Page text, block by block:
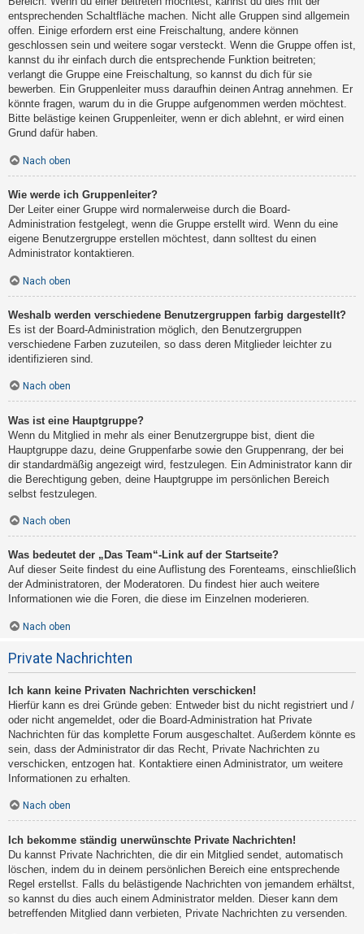
entsprechenden Schaltfläche machen. Nicht alle Gruppen sind allgemein
offen. Einige erfordern erst eine Freischaltung, andere können
geschlossen sein und weitere sogar versteckt. Wenn die Gruppe offen ist,
kannst du ihr einfach durch die entsprechende Funktion beitreten;
verlangt die Gruppe eine Freischaltung, so kannst du dich für sie
bewerben. Ein Gruppenleiter muss daraufhin deinen Antrag annehmen. Er
könnte fragen, warum du in die Gruppe aufgenommen werden möchtest.
Bitte belästige keinen Gruppenleiter, wenn er dich ablehnt, er wird einen
Grund dafür haben.
Nach oben
Wie werde ich Gruppenleiter?
Der Leiter einer Gruppe wird normalerweise durch die Board-
Administration festgelegt, wenn die Gruppe erstellt wird. Wenn du eine
eigene Benutzergruppe erstellen möchtest, dann solltest du einen
Administrator kontaktieren.
Nach oben
Weshalb werden verschiedene Benutzergruppen farbig dargestellt?
Es ist der Board-Administration möglich, den Benutzergruppen
verschiedene Farben zuzuteilen, so dass deren Mitglieder leichter zu
identifizieren sind.
Nach oben
Was ist eine Hauptgruppe?
Wenn du Mitglied in mehr als einer Benutzergruppe bist, dient die
Hauptgruppe dazu, deine Gruppenfarbe sowie den Gruppenrang, der bei
dir standardmäßig angezeigt wird, festzulegen. Ein Administrator kann dir
die Berechtigung geben, deine Hauptgruppe im persönlichen Bereich
selbst festzulegen.
Nach oben
Was bedeutet der „Das Team“-Link auf der Startseite?
Auf dieser Seite findest du eine Auflistung des Forenteams, einschließlich
der Administratoren, der Moderatoren. Du findest hier auch weitere
Informationen wie die Foren, die diese im Einzelnen moderieren.
Nach oben
Private Nachrichten
Ich kann keine Privaten Nachrichten verschicken!
Hierfür kann es drei Gründe geben: Entweder bist du nicht registriert und /
oder nicht angemeldet, oder die Board-Administration hat Private
Nachrichten für das komplette Forum ausgeschaltet. Außerdem könnte es
sein, dass der Administrator dir das Recht, Private Nachrichten zu
verschicken, entzogen hat. Kontaktiere einen Administrator, um weitere
Informationen zu erhalten.
Nach oben
Ich bekomme ständig unerwünschte Private Nachrichten!
Du kannst Private Nachrichten, die dir ein Mitglied sendet, automatisch
löschen, indem du in deinem persönlichen Bereich eine entsprechende
Regel erstellst. Falls du belästigende Nachrichten von jemandem erhältst,
so kannst du dies auch einem Administrator melden. Dieser kann dem
betreffenden Mitglied dann verbieten, Private Nachrichten zu versenden.